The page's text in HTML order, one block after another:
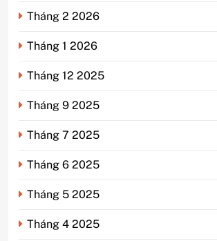
Tháng 2 2026
Tháng 1 2026
Tháng 12 2025
Tháng 9 2025
Tháng 7 2025
Tháng 6 2025
Tháng 5 2025
Tháng 4 2025